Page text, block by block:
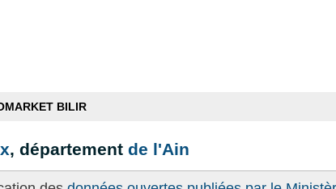
BILIR
, département de l'Ain